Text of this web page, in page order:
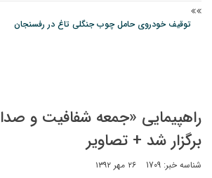
توقیف خودروی حامل چوب جنگلی تاغ در رفسنجان
دادستان رفسنجان: رفع مشکلات ایستگاه راه‌آهن
راهپیمایی «جمعه شفافیت و
برگزار شد + تصاویر
شناسه خبر: 1709 ۲۶ مهر ۱۳۹۲